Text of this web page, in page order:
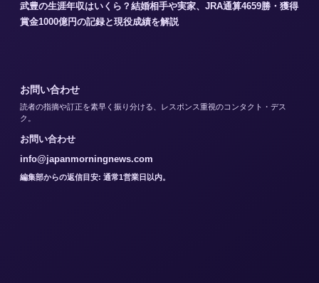
武豊の生涯年収はいくら？結婚相手や実家、JRA通算4659勝・獲得
賞金1000億円の記録と現役成績を解説
お問い合わせ
読者の指摘や訂正を素早く振り分ける、レスポンス重視のコンタクト・デス
ク。
お問い合わせ
info@japanmorningnews.com
編集部からの返信目安: 通常1営業日以内。